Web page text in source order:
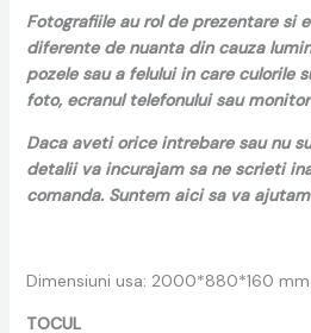
Fotografiile au rol de prezentare si
diferente de nuanta din cauza
pozele sau a felului in care culorile
foto, ecranul telefonului sau
Daca aveti orice intrebare sau nu
detalii va incurajam sa ne scrieti
comanda. Suntem aici sa va
Dimensiuni usa: 2000*880*160
TOCUL